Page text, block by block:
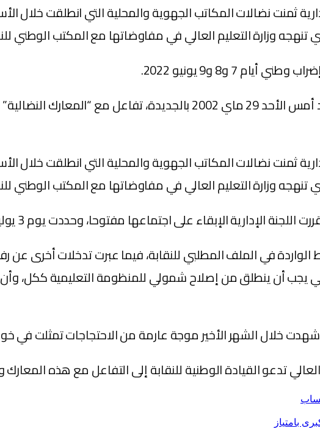
ثمنت نضالات المكاتب الجهوية والمحلية التي انطلقت خلال
وزارة التعليم العالي في مفاوضاتها مع المكتب الوطني
7 و8 و9 يونيو 2022.
ووفق مصادر مطلعة، فإن اجتماع اللجنة الإدارية، المنعقد أمس الأحد 29
ثمنت نضالات المكاتب الجهوية والمحلية التي انطلقت خلال
وزارة التعليم العالي في مفاوضاتها مع المكتب الوطني
الإبقاء على اجتماعها مفتوحا، وحددت يوم 3 يوليوز 2022 موعدا لمواصلة الاجتماع.
في الملف المطلبي للنقابة، فيما عبرت تدخلات أخرى عن
يجب أن ينطلق من إصلاح شمولي للمنظومة التعليمية ككل، وأن
شهدت خلال الشهر الأخير موجة عارمة من الاحتجاجات تمثلت في
العالي تدعو القيادة الوطنية للنقابة إلى التفاعل مع هذه
بامتياز